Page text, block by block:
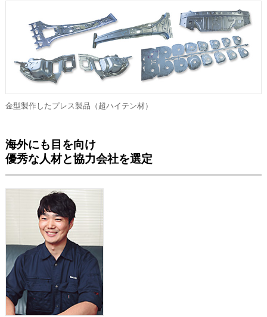
金型製作したプレス製品（超ハイテン材）
海外にも目を向け
優秀な人材と協力会社を選定